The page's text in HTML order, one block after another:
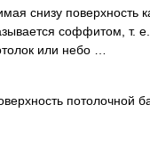
снизу поверхность
соффитом, т. е.
или небо …
потолочной